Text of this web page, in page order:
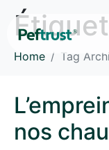
Home Tag
nos